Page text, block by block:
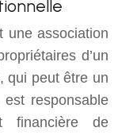
une association
d’un
qui peut être un
responsable
financière de